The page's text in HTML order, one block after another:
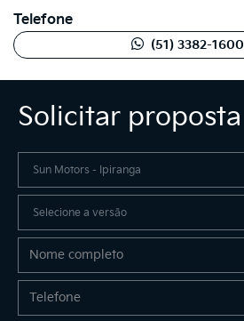
Solicitar proposta
Telefone
(51) 3382-1600